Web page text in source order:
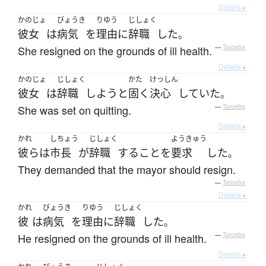
Details ▸
かのじょ
彼女 は
びょうき
病気 を
りゆう
理由に
じしょく
辞職 した。
She resigned on the grounds of ill health. — Tatoeba
Details ▸
かのじょ
彼女 は
じしょく
辞職 しよう と
かた
固く
けっしん
決心 していた。
She was set on quitting. — Tatoeba
Details ▸
かれ
彼らは
しちょう
市長 が
じしょく
辞職 する ことを
ようきゅう
要求 した。
They demanded that the mayor should resign.
— Tatoeba
Details ▸
かれ
彼 は
びょうき
病気 を
りゆう
理由に
じしょく
辞職 した。
He resigned on the grounds of ill health. — Tatoeba
Details ▸